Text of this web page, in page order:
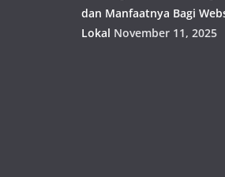
dan Manfaatnya Bagi
Lokal November 11, 2025